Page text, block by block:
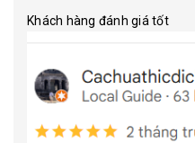
Khách hàng đánh giá tốt